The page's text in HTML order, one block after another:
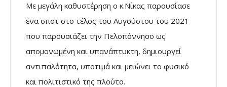
Με μεγάλη καθυστέρηση ο κ.Νίκας παρουσίασε
ένα σποτ στο τέλος του Αυγούστου του 2021
που παρουσιάζει την Πελοπόννησο ως
απομονωμένη και υπανάπτυκτη, δημιουργεί
αντιπαλότητα, υποτιμά και μειώνει το φυσικό
και πολιτιστικό της πλούτο.